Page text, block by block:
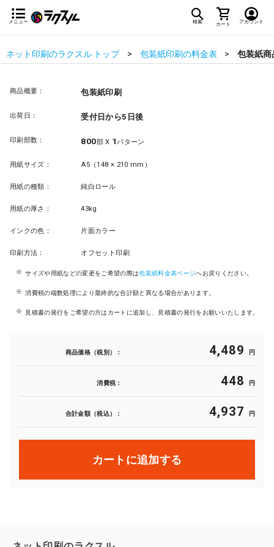
メニュー 検索 カート アカウント
ネット印刷のラクスル トップ 包装紙印刷の料金表 包装紙商
商品概要： 包装紙印刷
出荷日： 受付日から5日後
印刷部数： 800部 X 1パターン
用紙サイズ： A5（148 × 210 mm）
用紙の種類： 純白ロール
用紙の厚さ： 43kg
インクの色： 片面カラー
印刷方法： オフセット印刷
サイズや用紙などの変更をご希望の際は包装紙料金表ページへお戻りください。
消費税の端数処理により最終的な合計額と異なる場合があります。
見積書の発行をご希望の方はカートに追加し、見積書の発行をお願いいたします。
商品価格（税別）： 4,489 円
消費税： 448 円
合計金額（税込）： 4,937 円
カートに追加する